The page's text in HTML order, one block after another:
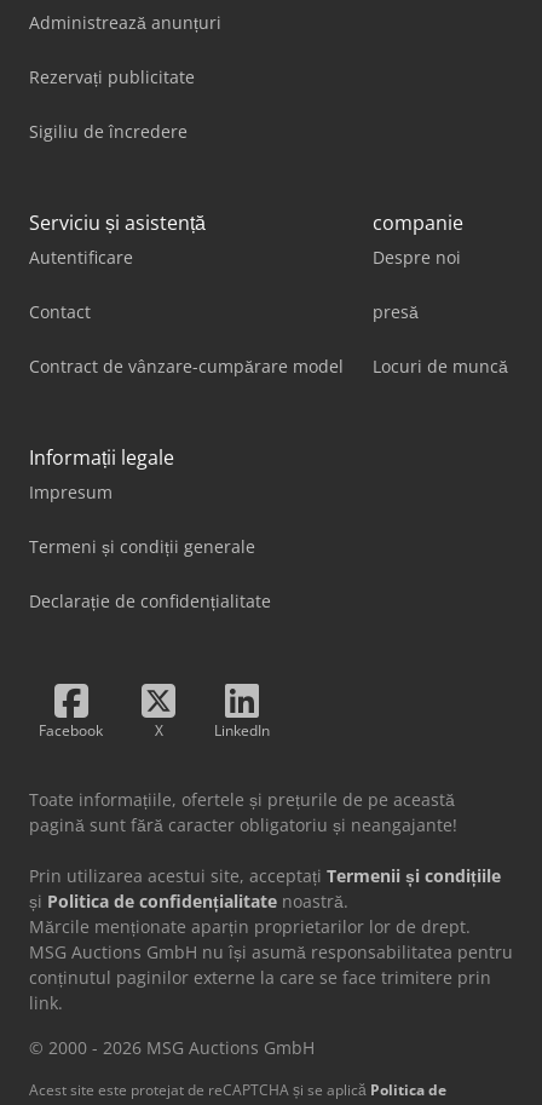
Administrează anunțuri
Rezervați publicitate
Sigiliu de încredere
Serviciu și asistență
Autentificare
Contact
Contract de vânzare-cumpărare model
companie
Despre noi
presă
Locuri de muncă
Informații legale
Impresum
Termeni și condiții generale
Declarație de confidențialitate
Facebook X LinkedIn
Toate informațiile, ofertele și prețurile de pe această
pagină sunt fără caracter obligatoriu și neangajante!
Prin utilizarea acestui site, acceptați Termenii și condițiile
și Politica de confidențialitate noastră.
Mărcile menționate aparțin proprietarilor lor de drept.
MSG Auctions GmbH nu își asumă responsabilitatea pentru
conținutul paginilor externe la care se face trimitere prin
link.
© 2000 - 2026 MSG Auctions GmbH
Acest site este protejat de reCAPTCHA și se aplică Politica de